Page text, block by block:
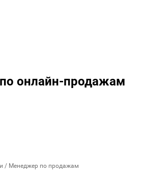
онлайн-продажам
/ Менеджер по продажам